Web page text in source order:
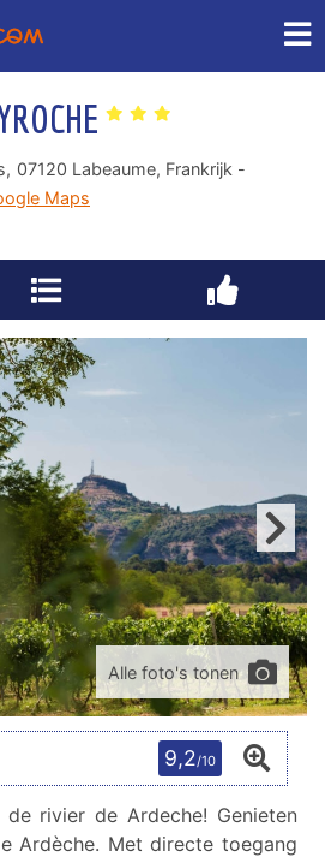
07120 Labeaume, Frankrijk -
Maps
Alle foto's tonen
9,2/10
rivier de Ardeche! Genieten
Ardèche. Met directe toegang